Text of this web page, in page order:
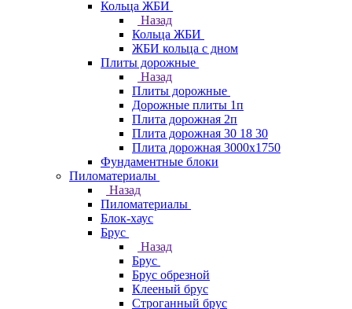
Кольца ЖБИ
Назад
Кольца ЖБИ
ЖБИ кольца с дном
Плиты дорожные
Назад
Плиты дорожные
Дорожные плиты 1п
Плита дорожная 2п
Плита дорожная 30 18 30
Плита дорожная 3000х1750
Фундаментные блоки
Пиломатериалы
Назад
Пиломатериалы
Блок-хаус
Брус
Назад
Брус
Брус обрезной
Клееный брус
Строганный брус